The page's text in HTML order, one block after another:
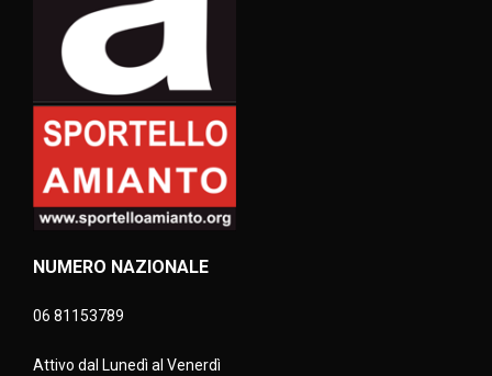
NUMERO NAZIONALE
06 81153789
Attivo dal Lunedì al Venerdì